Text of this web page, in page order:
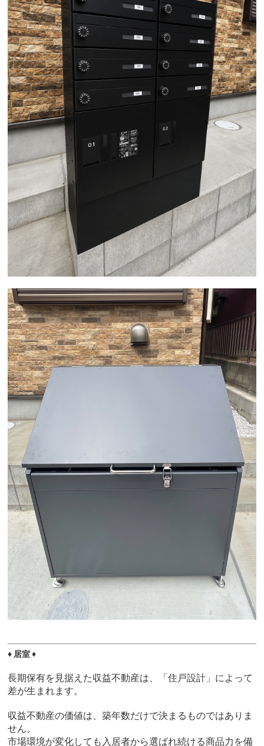
♦ 居室 ♦
長期保有を見据えた収益不動産は、「住戸設計」によって
差が生まれます。
収益不動産の価値は、築年数だけで決まるものではありま
せん。
市場環境が変化しても入居者から選ばれ続ける商品力を備